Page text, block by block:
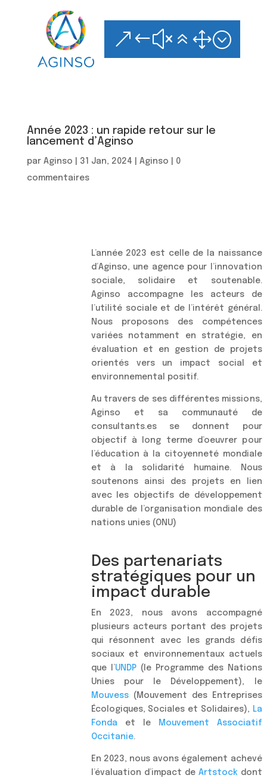
&#x61;
Année 2023 : un rapide retour sur le
lancement d’Aginso
par Aginso 31 Jan, 2024 Aginso
0
commentaires
L’année 2023 est celle de la naissance
d’Aginso, une agence pour l’innovation
sociale, solidaire et soutenable.
Aginso accompagne les acteurs de
l’utilité sociale et de l’intérêt général.
Nous proposons descompétences
variées notamment en stratégie, en
évaluation et en gestion de projets
orientés vers un impact social et
environnemental positif.
Au travers de ses différentes missions,
Aginso et sa communauté de
consultants.esse donnent pour
objectif à long terme d’oeuvrer pour
l’éducation à la citoyenneté mondiale
et à la solidarité humaine. Nous
soutenons ainsi des projets en lien
avec les objectifs de développement
durable de l’organisation mondiale des
nations unies (ONU)
Des partenariats
stratégiques pour un
impact durable
En 2023, nous avons accompagné
plusieurs acteurs portant des projets
qui résonnent avec les grands défis
sociaux et environnementaux actuels
que l’UNDP(le Programme des Nations
Unies pour le Développement), le
Mouvess(Mouvement des Entreprises
Écologiques, Sociales et Solidaires), La
Fondaet le
Mouvement Associatif
Occitanie.
En 2023, nous avons également achevé
l’évaluation d’impact de Artstockdont